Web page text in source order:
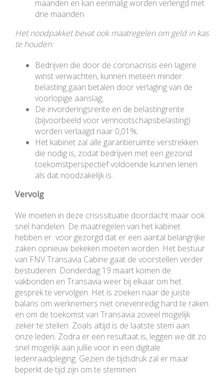
maanden en kan eenmalig worden verlengd met
drie maanden.
Het noodpakket bevat ook maatregelen om geld in kas
te houden:
Bedrijven die door de coronacrisis een lagere
winst verwachten, kunnen meteen minder
belasting gaan betalen door verlaging van de
voorlopige aanslag;
De invorderingsrente en de belastingrente
(bijvoorbeeld voor vennootschapsbelasting)
worden verlaagd naar 0,01%;
Het kabinet zal alle garantieruimte verstrekken
die nodig is, zodat bedrijven met een gezond
toekomstperspectief voldoende kunnen lenen
als dat noodzakelijk is.
Vervolg
We moeten in deze crisissituatie doordacht maar ook
snel handelen. De maatregelen van het kabinet
hebben er voor gezorgd dat er een aantal belangrijke
zaken opnieuw bekeken moeten worden. Het bestuur
van FNV Transavia Cabine gaat de voorstellen verder
bestuderen. Donderdag 19 maart komen de
vakbonden en Transavia weer bij elkaar om het
gesprek te vervolgen. Het is zoeken naar de juiste
balans om werknemers niet onevenredig hard te raken
en om de toekomst van Transavia zoveel mogelijk
zeker te stellen. Zoals altijd is de laatste stem aan
onze leden. Zodra er een resultaat is, leggen we dit zo
snel mogelijk aan jullie voor in een digitale
ledenraadpleging. Gezien de tijdsdruk zal er maar
beperkt de tijd zijn om te stemmen.